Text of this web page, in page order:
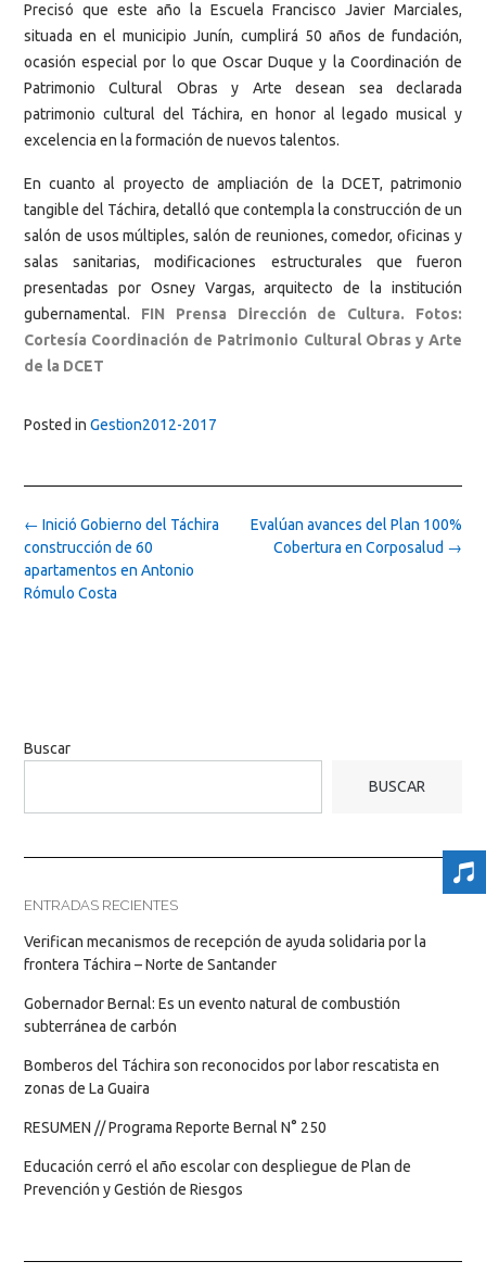
Precisó que este año la Escuela Francisco Javier Marciales,
situada en el municipio Junín, cumplirá 50 años de fundación,
ocasión especial por lo que Oscar Duque y la Coordinación de
Patrimonio Cultural Obras y Arte desean sea declarada
patrimonio cultural del Táchira, en honor al legado musical y
excelencia en la formación de nuevos talentos.
En cuanto al proyecto de ampliación de la DCET, patrimonio
tangible del Táchira, detalló que contempla la construcción de un
salón de usos múltiples, salón de reuniones, comedor, oficinas y
salas sanitarias, modificaciones estructurales que fueron
presentadas por Osney Vargas, arquitecto de la institución
gubernamental. FIN Prensa Dirección de Cultura. Fotos:
Cortesía Coordinación de Patrimonio Cultural Obras y Arte
de la DCET
Posted in Gestion2012-2017
Post
navigation
Evalúan avances del Plan 100%
Cobertura en Corposalud →
← Inició Gobierno del Táchira
construcción de 60
apartamentos en Antonio
Rómulo Costa
Buscar
BUSCAR
ENTRADAS RECIENTES
Verifican mecanismos de recepción de ayuda solidaria por la
frontera Táchira – Norte de Santander
Gobernador Bernal: Es un evento natural de combustión
subterránea de carbón
Bomberos del Táchira son reconocidos por labor rescatista en
zonas de La Guaira
RESUMEN // Programa Reporte Bernal N° 250
Educación cerró el año escolar con despliegue de Plan de
Prevención y Gestión de Riesgos